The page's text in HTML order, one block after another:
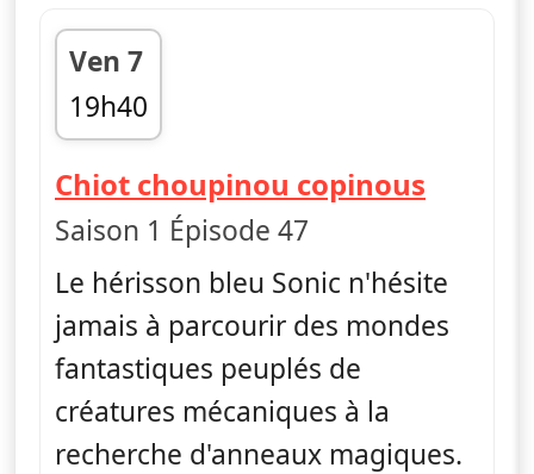
Ven 7
19h40
fin 19h50
Chiot choupinou copinous
Saison 1 Épisode 47
Le hérisson bleu Sonic n'hésite
jamais à parcourir des mondes
fantastiques peuplés de
créatures mécaniques à la
recherche d'anneaux magiques.